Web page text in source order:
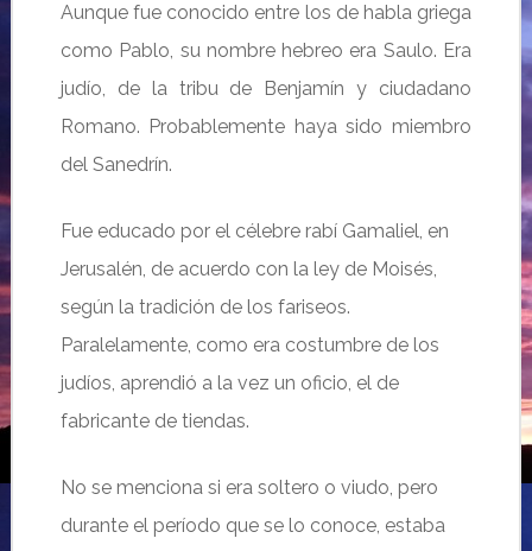
Aunque fue conocido entre los de habla griega
como Pablo, su nombre hebreo era Saulo. Era
judío, de la tribu de Benjamín y ciudadano
Romano. Probablemente haya sido miembro
del Sanedrín.
Fue educado por el célebre rabí Gamaliel, en
Jerusalén, de acuerdo con la ley de Moisés,
según la tradición de los fariseos.
Paralelamente, como era costumbre de los
judíos, aprendió a la vez un oficio, el de
fabricante de tiendas.
No se menciona si era soltero o viudo, pero
durante el período que se lo conoce, estaba